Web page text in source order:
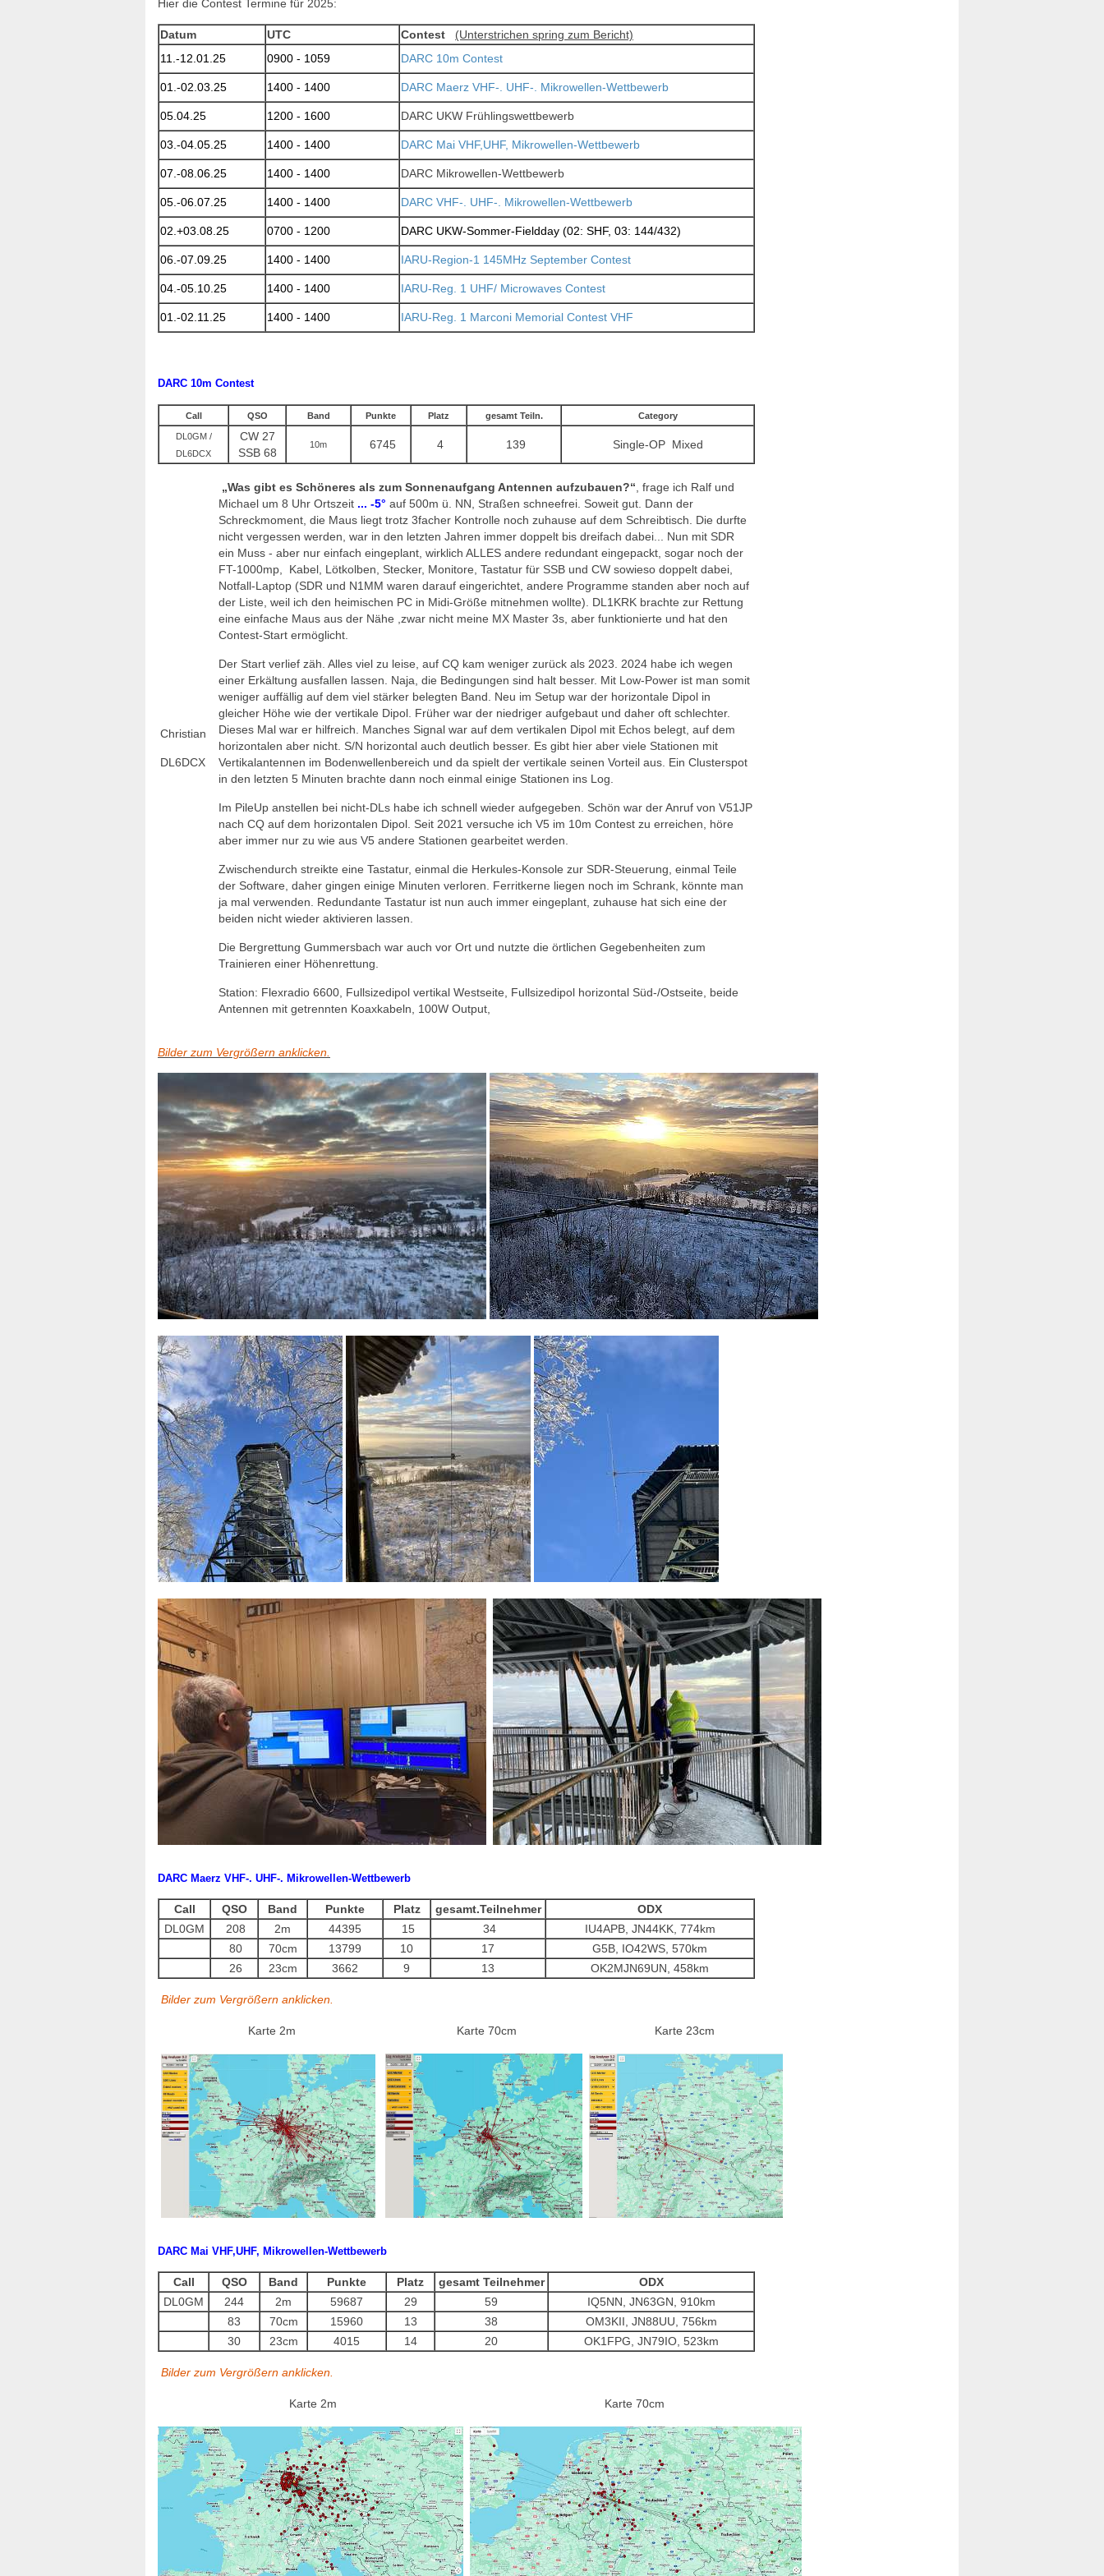
Hier die Contest Termine für 2025:
Datum UTC Contest (Unterstrichen spring zum Bericht)
11.-12.01.25
0900 - 1059 DARC 10m Contest
01.-02.03.25 1400 - 1400 DARC Maerz VHF-. UHF-. Mikrowellen-Wettbewerb
05.04.25 1200 - 1600 DARC UKW Frühlingswettbewerb
03.-04.05.25 1400 - 1400 DARC Mai VHF,UHF, Mikrowellen-Wettbewerb
07.-08.06.25 1400 - 1400 DARC Mikrowellen-Wettbewerb
05.-06.07.25 1400 - 1400 DARC VHF-. UHF-. Mikrowellen-Wettbewerb
02.+03.08.25 0700 - 1200 DARC UKW-Sommer-Fieldday (02: SHF, 03: 144/432)
06.-07.09.25 1400 - 1400 IARU-Region-1 145MHz September Contest
04.-05.10.25 1400 - 1400 IARU-Reg. 1 UHF/ Microwaves Contest
01.-02.11.25 1400 - 1400 IARU-Reg. 1 Marconi Memorial Contest VHF
DARC 10m Contest
Call QSO Band Punkte Platz gesamt Teiln. Category
DL0GM /
DL6DCX
CW 27
SSB 68
10m 6745 4 139 Single-OP Mixed
Christian
DL6DCX
„Was gibt es Schöneres als zum Sonnenaufgang Antennen aufzubauen?“ , frage ich Ralf und
Michael um 8 Uhr Ortszeit ... -5° auf 500m ü. NN, Straßen schneefrei. Soweit gut. Dann der
Schreckmoment, die Maus liegt trotz 3facher Kontrolle noch zuhause auf dem Schreibtisch. Die durfte
nicht vergessen werden, war in den letzten Jahren immer doppelt bis dreifach dabei... Nun mit SDR
ein Muss - aber nur einfach eingeplant, wirklich ALLES andere redundant eingepackt, sogar noch der
FT-1000mp, Kabel, Lötkolben, Stecker, Monitore, Tastatur für SSB und CW sowieso doppelt dabei,
Notfall-Laptop (SDR und N1MM waren darauf eingerichtet, andere Programme standen aber noch auf
der Liste, weil ich den heimischen PC in Midi-Größe mitnehmen wollte). DL1KRK brachte zur Rettung
eine einfache Maus aus der Nähe ,zwar nicht meine MX Master 3s, aber funktionierte und hat den
Contest-Start ermöglicht.
Der Start verlief zäh. Alles viel zu leise, auf CQ kam weniger zurück als 2023. 2024 habe ich wegen
einer Erkältung ausfallen lassen. Naja, die Bedingungen sind halt besser. Mit Low-Power ist man somit
weniger auffällig auf dem viel stärker belegten Band. Neu im Setup war der horizontale Dipol in
gleicher Höhe wie der vertikale Dipol. Früher war der niedriger aufgebaut und daher oft schlechter.
Dieses Mal war er hilfreich. Manches Signal war auf dem vertikalen Dipol mit Echos belegt, auf dem
horizontalen aber nicht. S/N horizontal auch deutlich besser. Es gibt hier aber viele Stationen mit
Vertikalantennen im Bodenwellenbereich und da spielt der vertikale seinen Vorteil aus. Ein Clusterspot
in den letzten 5 Minuten brachte dann noch einmal einige Stationen ins Log.
Im PileUp anstellen bei nicht-DLs habe ich schnell wieder aufgegeben. Schön war der Anruf von V51JP
nach CQ auf dem horizontalen Dipol. Seit 2021 versuche ich V5 im 10m Contest zu erreichen, höre
aber immer nur zu wie aus V5 andere Stationen gearbeitet werden.
Zwischendurch streikte eine Tastatur, einmal die Herkules-Konsole zur SDR-Steuerung, einmal Teile
der Software, daher gingen einige Minuten verloren. Ferritkerne liegen noch im Schrank, könnte man
ja mal verwenden. Redundante Tastatur ist nun auch immer eingeplant, zuhause hat sich eine der
beiden nicht wieder aktivieren lassen.
Die Bergrettung Gummersbach war auch vor Ort und nutzte die örtlichen Gegebenheiten zum
Trainieren einer Höhenrettung.
Station: Flexradio 6600, Fullsizedipol vertikal Westseite, Fullsizedipol horizontal Süd-/Ostseite, beide
Antennen mit getrennten Koaxkabeln, 100W Output,
Bilder zum Vergrößern anklicken.
DARC Maerz VHF-. UHF-. Mikrowellen-Wettbewerb
Call QSO Band Punkte Platz gesamt.Teilnehmer
ODX
DL0GM
208 2m 44395 15 34
IU4APB, JN44KK, 774km
80
70cm 13799 10 17
G5B, IO42WS, 570km
26
23cm 3662 9 13 OK2MJN69UN, 458km
Bilder zum Vergrößern anklicken.
Karte 2m Karte 70cm Karte 23cm
DARC Mai VHF,UHF, Mikrowellen-Wettbewerb
Call QSO Band Punkte Platz gesamt Teilnehmer
ODX
DL0GM
244 2m 59687 29 59
IQ5NN, JN63GN, 910km
83
70cm 15960 13 38
OM3KII, JN88UU, 756km
30
23cm 4015 14 20 OK1FPG, JN79IO, 523km
Bilder zum Vergrößern anklicken.
Karte 2m Karte 70cm